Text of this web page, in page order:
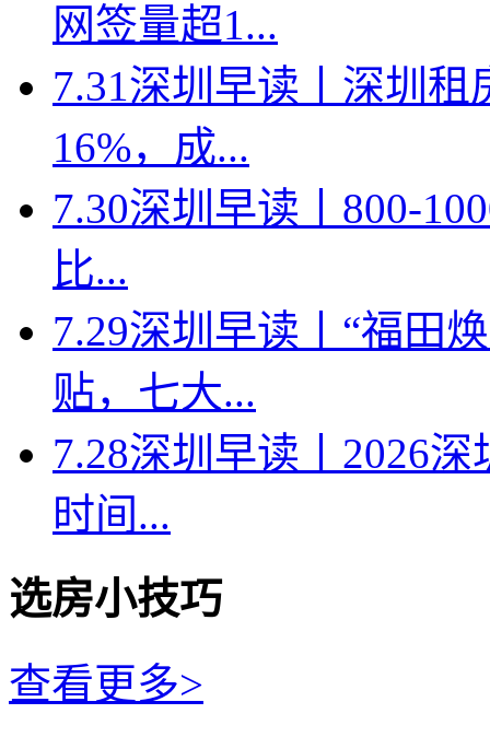
网签量超1...
7.31深圳早读丨深圳
16%，成...
7.30深圳早读丨800-
比...
7.29深圳早读丨“福田
贴，七大...
7.28深圳早读丨2026
时间...
选房小技巧
查看更多>